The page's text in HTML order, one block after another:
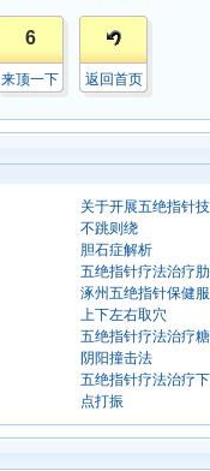
6
来顶一下 返回首页
关于开展五绝指针
不跳则绕
胆石症解析
五绝指针疗法治疗
涿州五绝指针保健
上下左右取穴
五绝指针疗法治疗
阴阳撞击法
五绝指针疗法治疗
点打振